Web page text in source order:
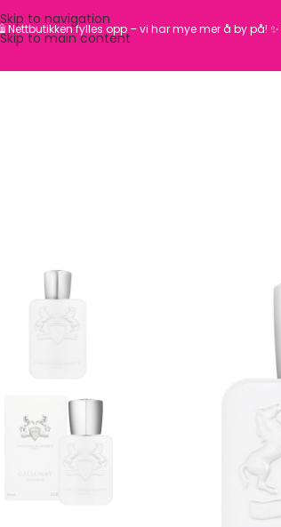
Skip to navigation
Skip to main content
Nettbutikken fylles opp – vi har mye mer å by på! ✨